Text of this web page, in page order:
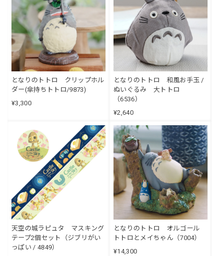
となりのトトロ クリップホル
ダー(傘持ちトトロ/9873)
¥3,300
となりのトトロ 和風お手玉 /
ぬいぐるみ 大トトロ
（6536）
¥2,640
天空の城ラピュタ マスキング
テープ2個セット（ジブリがい
っぱい / 4849）
となりのトトロ オルゴール
トトロとメイちゃん（7004）
¥14,300